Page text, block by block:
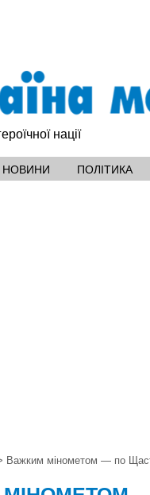
нації
НОВИНИ ПОЛІТИКА
Важким мінометом — по